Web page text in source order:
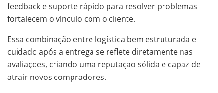
feedback e suporte rápido para resolver problemas
fortalecem o vínculo com o cliente.
Essa combinação entre logística bem estruturada e
cuidado após a entrega se reflete diretamente nas
avaliações, criando uma reputação sólida e capaz de
atrair novos compradores.